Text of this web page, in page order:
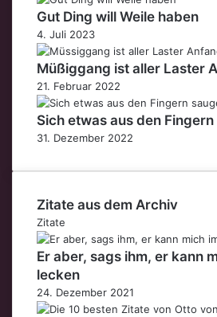
Gut Ding will Weile haben
4. Juli 2023
Müßiggang ist aller Laster
21. Februar 2022
Sich etwas aus den
31. Dezember 2022
Zitate aus dem Archiv
Zitate
Er aber, sags ihm, er kann
lecken
24. Dezember 2021